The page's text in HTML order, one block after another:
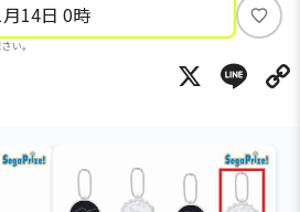
14日 0時
い。
い
ね
X